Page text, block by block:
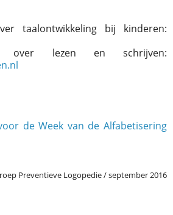
taalontwikkeling bij kinderen:
over lezen en schrijven:
de Week van de Alfabetisering
Preventieve Logopedie / september 2016